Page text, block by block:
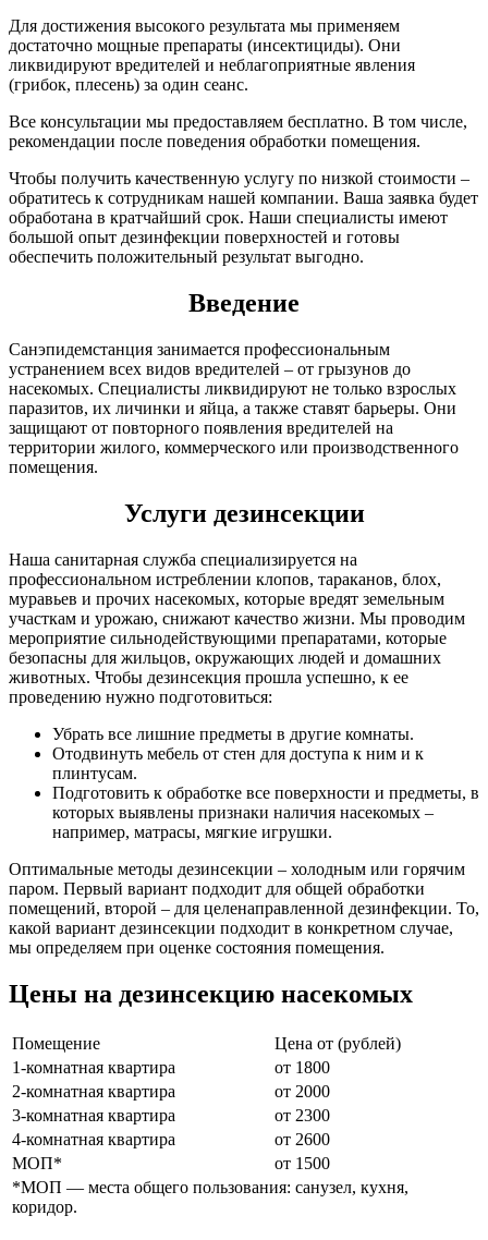
Для достижения высокого результата мы применяем
достаточно мощные препараты (инсектициды). Они
ликвидируют вредителей и неблагоприятные явления
(грибок, плесень) за один сеанс.
Все консультации мы предоставляем бесплатно. В том числе,
рекомендации после поведения обработки помещения.
Чтобы получить качественную услугу по низкой стоимости –
обратитесь к сотрудникам нашей компании. Ваша заявка будет
обработана в кратчайший срок. Наши специалисты имеют
большой опыт дезинфекции поверхностей и готовы
обеспечить положительный результат выгодно.
Введение
Санэпидемстанция занимается профессиональным
устранением всех видов вредителей – от грызунов до
насекомых. Специалисты ликвидируют не только взрослых
паразитов, их личинки и яйца, а также ставят барьеры. Они
защищают от повторного появления вредителей на
территории жилого, коммерческого или производственного
помещения.
Услуги дезинсекции
Наша санитарная служба специализируется на
профессиональном истреблении клопов, тараканов, блох,
муравьев и прочих насекомых, которые вредят земельным
участкам и урожаю, снижают качество жизни. Мы проводим
мероприятие сильнодействующими препаратами, которые
безопасны для жильцов, окружающих людей и домашних
животных. Чтобы дезинсекция прошла успешно, к ее
проведению нужно подготовиться:
Убрать все лишние предметы в другие комнаты.
Отодвинуть мебель от стен для доступа к ним и к
плинтусам.
Подготовить к обработке все поверхности и предметы, в
которых выявлены признаки наличия насекомых –
например, матрасы, мягкие игрушки.
Оптимальные методы дезинсекции – холодным или горячим
паром. Первый вариант подходит для общей обработки
помещений, второй – для целенаправленной дезинфекции. То,
какой вариант дезинсекции подходит в конкретном случае,
мы определяем при оценке состояния помещения.
Цены на дезинсекцию насекомых
Помещение
Цена от (рублей)
1-комнатная квартира
от 1800
2-комнатная квартира
от 2000
3-комнатная квартира
от 2300
4-комнатная квартира
от 2600
МОП*
от 1500
*МОП — места общего пользования: санузел, кухня,
коридор.